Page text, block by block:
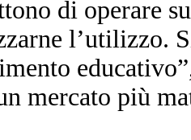
di operare
l’utilizzo.
mercato più